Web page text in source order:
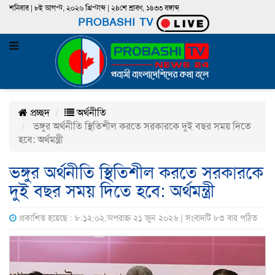
শনিবার | ৮ই আগস্ট, ২০২৬ খ্রিস্টাব্দ | ২৪শে শ্রাবণ, ১৪৩৩ বঙ্গাব্দ
PROBASHI TV
প্রচ্ছদ
অর্থনীতি
ভঙ্গুর অর্থনীতি স্থিতিশীল করতে সরকারকে দুই বছর সময় দিতে
হবে: অর্থমন্ত্রী
ভঙ্গুর অর্থনীতি স্থিতিশীল করতে সরকারকে
দুই বছর সময় দিতে হবে: অর্থমন্ত্রী
প্রকাশিত হয়েছে : ৮:১২:০২,অপরাহ্ন ২১ জুন ২০২৬ | সংবাদটি ৮৩ বার পঠিত